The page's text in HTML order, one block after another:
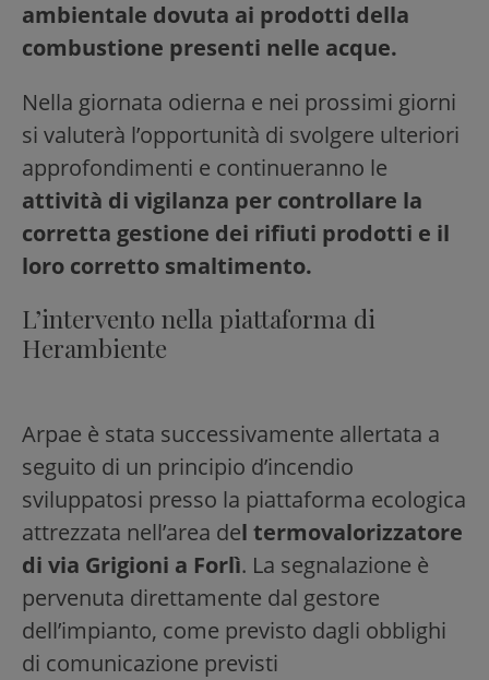
ambientale dovuta ai prodotti della
combustione presenti nelle acque.
Nella giornata odierna e nei prossimi giorni
si valuterà l’opportunità di svolgere ulteriori
approfondimenti e continueranno le
attività di vigilanza per controllare la
corretta gestione dei rifiuti prodotti e il
loro corretto smaltimento.
L’intervento nella piattaforma di
Herambiente
Arpae è stata successivamente allertata a
seguito di un principio d’incendio
sviluppatosi presso la piattaforma ecologica
attrezzata nell’area del termovalorizzatore
di via Grigioni a Forlì. La segnalazione è
pervenuta direttamente dal gestore
dell’impianto, come previsto dagli obblighi
di comunicazione previsti